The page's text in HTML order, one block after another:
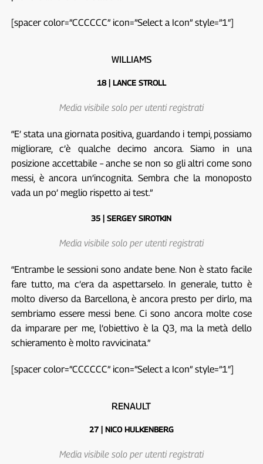
[spacer color=”CCCCCC” icon=”Select a Icon” style=”1″]
WILLIAMS
18 | LANCE STROLL
Media visibile solo per utenti registrati
“E’ stata una giornata positiva, guardando i tempi, possiamo
migliorare, c’è qualche decimo ancora. Siamo in una
posizione accettabile – anche se non so gli altri come sono
messi, è ancora un’incognita. Sembra che la monoposto
vada un po’ meglio rispetto ai test.”
35 | SERGEY SIROTKIN
Media visibile solo per utenti registrati
“Entrambe le sessioni sono andate bene. Non è stato facile
fare tutto, ma c’era da aspettarselo. In generale, tutto è
molto diverso da Barcellona, è ancora presto per dirlo, ma
sembriamo essere messi bene. Ci sono ancora molte cose
da imparare per me, l’obiettivo è la Q3, ma la metà dello
schieramento è molto ravvicinata.”
[spacer color=”CCCCCC” icon=”Select a Icon” style=”1″]
RENAULT
27 | NICO HULKENBERG
Media visibile solo per utenti registrati